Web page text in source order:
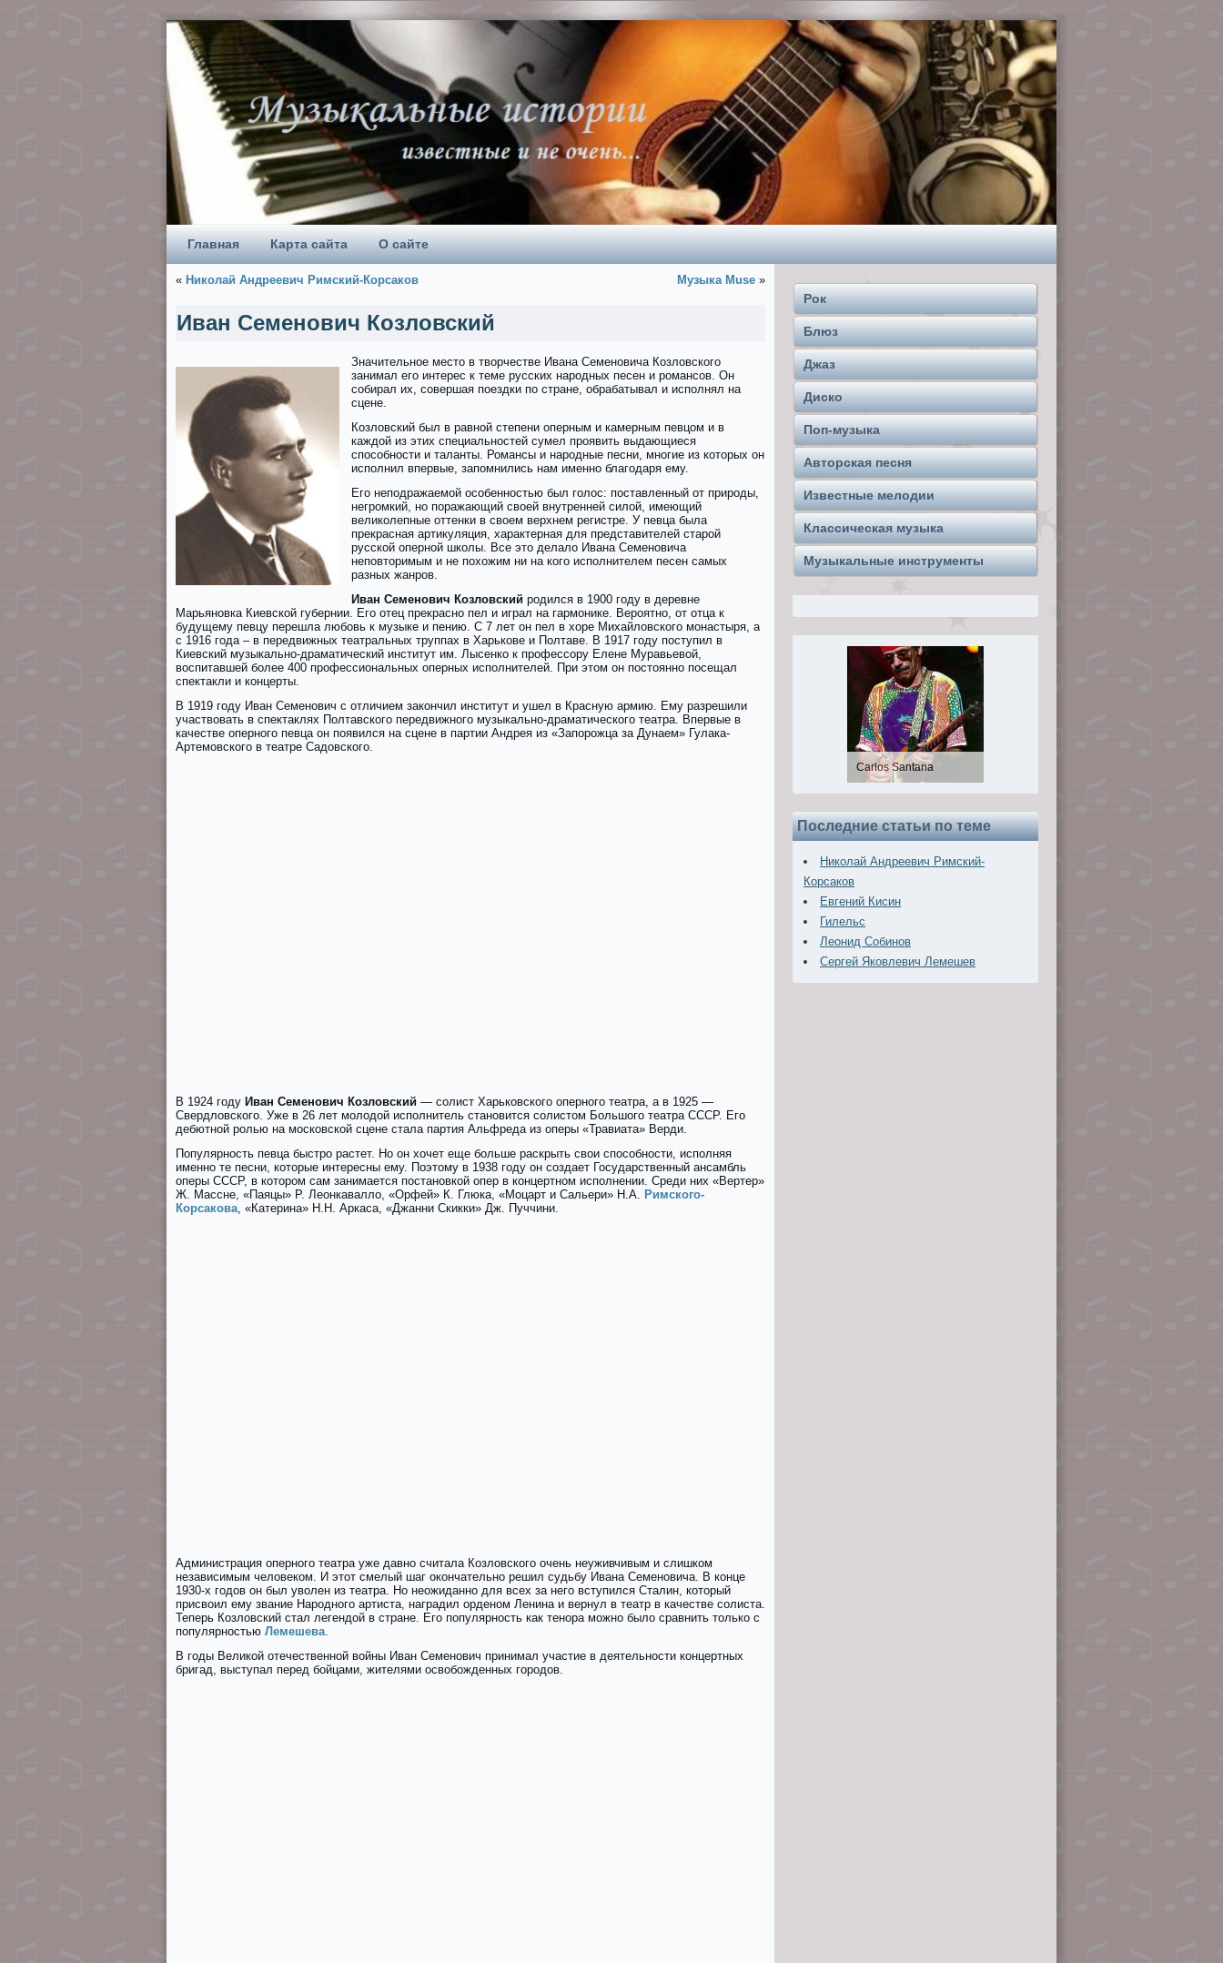
Главная Карта сайта О сайте
« Николай Андреевич Римский-Корсаков Музыка Muse »
Иван Семенович Козловский
Значительное место в творчестве Ивана Семеновича Козловского
занимал его интерес к теме русских народных песен и романсов. Он
собирал их, совершая поездки по стране, обрабатывал и исполнял на
сцене.
Козловский был в равной степени оперным и камерным певцом и в
каждой из этих специальностей сумел проявить выдающиеся
способности и таланты. Романсы и народные песни, многие из которых он
исполнил впервые, запомнились нам именно благодаря ему.
Его неподражаемой особенностью был голос: поставленный от природы,
негромкий, но поражающий своей внутренней силой, имеющий
великолепные оттенки в своем верхнем регистре. У певца была
прекрасная артикуляция, характерная для представителей старой
русской оперной школы. Все это делало Ивана Семеновича
неповторимым и не похожим ни на кого исполнителем песен самых
разных жанров.
Иван Семенович Козловский родился в 1900 году в деревне
Марьяновка Киевской губернии. Его отец прекрасно пел и играл на гармонике. Вероятно, от отца к
будущему певцу перешла любовь к музыке и пению. С 7 лет он пел в хоре Михайловского монастыря, а
с 1916 года – в передвижных театральных труппах в Харькове и Полтаве. В 1917 году поступил в
Киевский музыкально-драматический институт им. Лысенко к профессору Елене Муравьевой,
воспитавшей более 400 профессиональных оперных исполнителей. При этом он постоянно посещал
спектакли и концерты.
В 1919 году Иван Семенович с отличием закончил институт и ушел в Красную армию. Ему разрешили
участвовать в спектаклях Полтавского передвижного музыкально-драматического театра. Впервые в
качестве оперного певца он появился на сцене в партии Андрея из «Запорoжца зa Дунaем» Гулака-
Артемовского в театре Садовского.
В 1924 году Иван Семенович Козловский — солист Харьковского оперного театра, а в 1925 —
Свердловского. Уже в 26 лет молодой исполнитель становится солистом Большого театра СССР. Его
дебютной ролью на московской сцене стала партия Альфреда из оперы «Трaвиaта» Верди.
Популярность певца быстро растет. Но он хочет еще больше раскрыть свои способности, исполняя
именно те песни, которые интересны ему. Поэтому в 1938 году он создает Государственный ансамбль
оперы СССР, в котором сам занимается постановкой опер в концертном исполнении. Среди них «Вeртер»
Ж. Массне, «Пaяцы» Р. Леонкавалло, «Орфeй» К. Глюка, «Мoцарт и Сaльери» Н.А. Римского-
Корсакова, «Кaтеринa» Н.Н. Аркаса, «Джaнни Cкикки» Дж. Пуччини.
Администрация оперного театра уже давно считала Козловского очень неуживчивым и слишком
независимым человеком. И этот смелый шаг окончательно решил судьбу Ивана Семеновича. В конце
1930-х годов он был уволен из театра. Но неожиданно для всех за него вступился Сталин, который
присвоил ему звание Народного артиста, наградил орденом Ленина и вернул в театр в качестве солиста.
Теперь Козловский стал легендой в стране. Его популярность как тенора можно было сравнить только с
популярностью Лемешева.
В годы Великой отечественной войны Иван Семенович принимал участие в деятельности концертных
бригад, выступал перед бойцами, жителями освобожденных городов.
Рок
Блюз
Джаз
Диско
Поп-музыка
Авторская песня
Известные мелодии
Классическая музыка
Музыкальные инструменты
Евгений Клячкин
Последние статьи по теме
Николай Андреевич Римский-
Корсаков
Евгений Кисин
Гилельс
Леонид Собинов
Сергей Яковлевич Лемешев